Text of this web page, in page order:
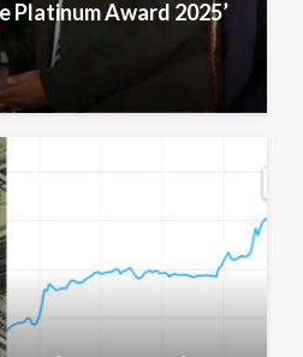
Platinum Award 2025’